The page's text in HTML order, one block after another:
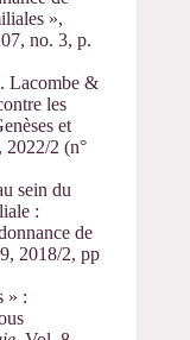
»,
no. 3, p.
Lacombe &
les
et
, 2022/2 (n°
sein du
:
de
2018/2, pp
» :